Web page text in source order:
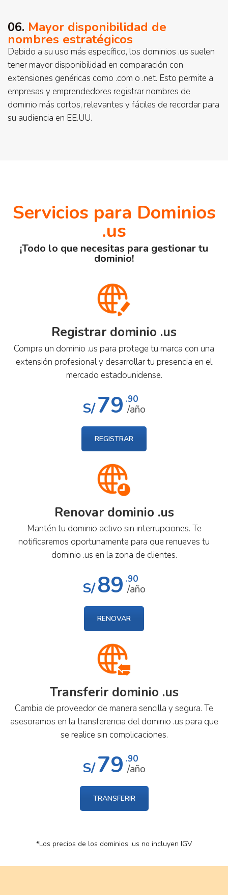
06. Mayor disponibilidad de
nombres estratégicos
Debido a su uso más específico, los dominios .us suelen
tener mayor disponibilidad en comparación con
extensiones genéricas como .com o .net. Esto permite a
empresas y emprendedores registrar nombres de
dominio más cortos, relevantes y fáciles de recordar para
su audiencia en EE.UU.
Servicios para Dominios
.us
¡Todo lo que necesitas para gestionar tu
dominio!
Registrar dominio .us
Compra un dominio .us para protege tu marca con una
extensión profesional y desarrollar tu presencia en el
mercado estadounidense.
S/79 .90
/año
REGISTRAR
Renovar dominio .us
Mantén tu dominio activo sin interrupciones. Te
notificaremos oportunamente para que renueves tu
dominio .us en la zona de clientes.
S/89 .90
/año
RENOVAR
Transferir dominio .us
Cambia de proveedor de manera sencilla y segura. Te
asesoramos en la transferencia del dominio .us para que
se realice sin complicaciones.
S/79 .90
/año
TRANSFERIR
*Los precios de los dominios .us no incluyen IGV